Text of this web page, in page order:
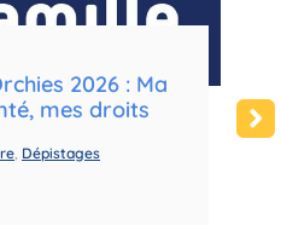
2026 : Ma
mes droits
Dépistages